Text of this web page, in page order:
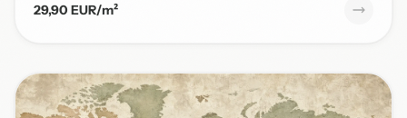
29,90 EUR/m²